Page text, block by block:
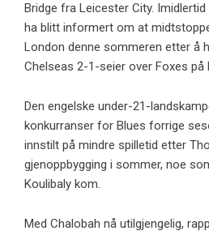
Bridge fra Leicester City.
ha blitt informert om at
London denne sommeren etter å
Chelseas 2-1-seier over Foxes på
Den engelske under-21-
konkurranser for Blues forrige
innstilt på mindre spilletid etter
gjenoppbygging i sommer, noe
Koulibaly kom.
Med Chalobah nå utilgjengelig,